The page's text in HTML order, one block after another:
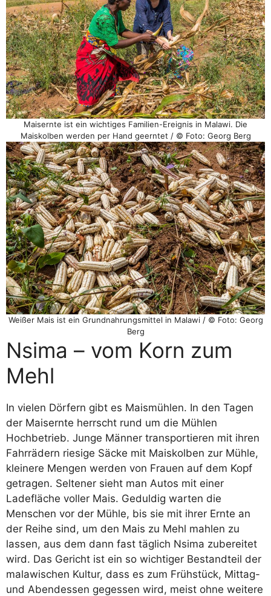
Maisernte ist ein wichtiges Familien-Ereignis in Malawi. Die
Maiskolben werden per Hand geerntet / © Foto: Georg Berg
Weißer Mais ist ein Grundnahrungsmittel in Malawi / © Foto: Georg
Berg
Nsima – vom Korn zum
Mehl
In vielen Dörfern gibt es Maismühlen. In den Tagen
der Maisernte herrscht rund um die Mühlen
Hochbetrieb. Junge Männer transportieren mit ihren
Fahrrädern riesige Säcke mit Maiskolben zur Mühle,
kleinere Mengen werden von Frauen auf dem Kopf
getragen. Seltener sieht man Autos mit einer
Ladefläche voller Mais. Geduldig warten die
Menschen vor der Mühle, bis sie mit ihrer Ernte an
der Reihe sind, um den Mais zu Mehl mahlen zu
lassen, aus dem dann fast täglich Nsima zubereitet
wird. Das Gericht ist ein so wichtiger Bestandteil der
malawischen Kultur, dass es zum Frühstück, Mittag-
und Abendessen gegessen wird, meist ohne weitere